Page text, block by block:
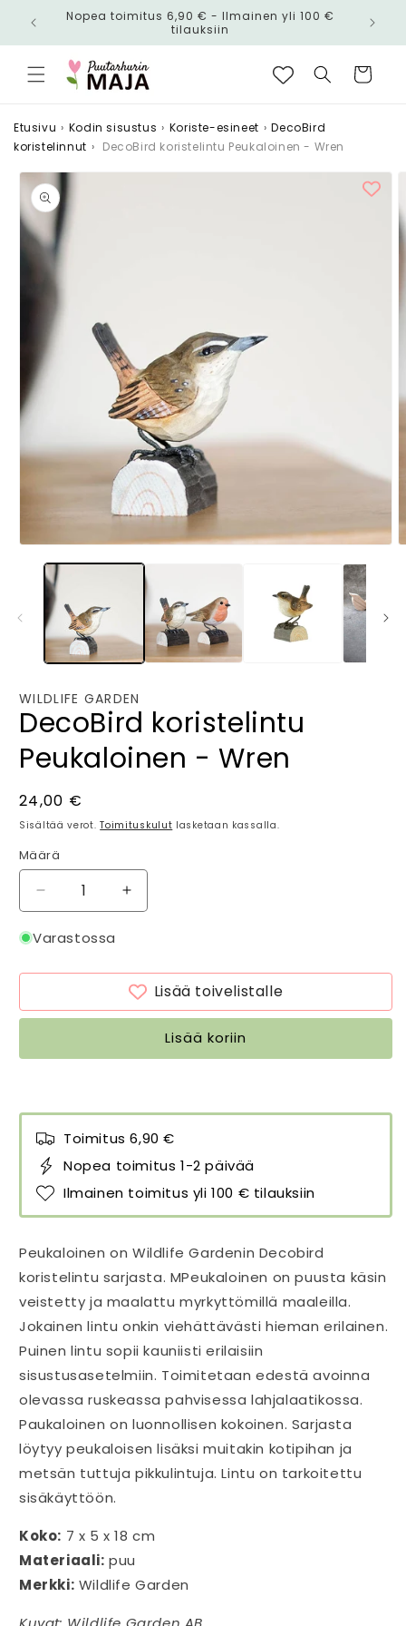
siirry
Nopea toimitus 6,90 € - Ilmainen yli 100 €
tilauksiin
Ostoskori
Etusivu › Kodin sisustus › Koriste-esineet › DecoBird
koristelinnut › DecoBird koristelintu Peukaloinen - Wren
Siirry
tuotetietoihin
aineisto
modaalisessa
ikkunassa
WILDLIFE GARDEN
DecoBird koristelintu
Peukaloinen - Wren
Normaalihinta
24,00 €
Sisältää verot.Toimituskulut lasketaan kassalla.
Määrä
Määrä
Vähennä
tuotteen
DecoBird
Peukaloinen
Wren
Lisää
tuotteen
Peukaloinen
-
Wren
määrää
Varastossa
Lisää toivelistalle
Lisää koriin
Toimitus 6,90 €
Nopea toimitus 1-2 päivää
Ilmainen toimitus yli 100 € tilauksiin
Peukaloinen on Wildlife Gardenin Decobird
koristelintu sarjasta. MPeukaloinen on puusta käsin
veistetty ja maalattu myrkyttömillä maaleilla.
Jokainen lintu onkin viehättävästi hieman erilainen.
Puinen lintu sopii kauniisti erilaisiin
sisustusasetelmiin. Toimitetaan edestä avoinna
olevassa ruskeassa pahvisessa lahjalaatikossa.
Paukaloinen on luonnollisen kokoinen. Sarjasta
löytyy peukaloisen lisäksi muitakin kotipihan ja
metsän tuttuja pikkulintuja. Lintu on tarkoitettu
sisäkäyttöön.
Koko: 7 x 5 x 18 cm
Materiaali: puu
Merkki: Wildlife Garden